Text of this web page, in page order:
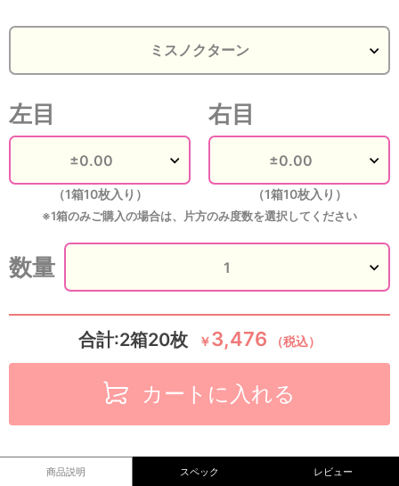
左目
（1箱10枚入り）
右目
（1箱10枚入り）
※1箱のみご購入の場合は、片方のみ度数を選択してください
数量
合計:2箱20枚 ￥3,476 （税込）
カートに入れる
商品説明 スペック レビュー